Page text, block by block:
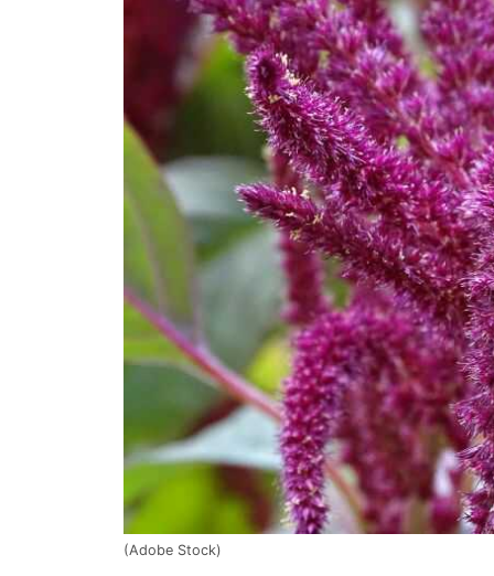
(Adobe Stock)